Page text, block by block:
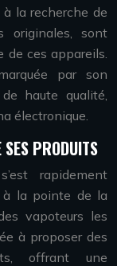
la recherche de
originales, sont
ces appareils.
par son
haute qualité,
électronique.
PRODUITS
rapidement
à la pointe de la
vapoteurs les
à proposer des
offrant une